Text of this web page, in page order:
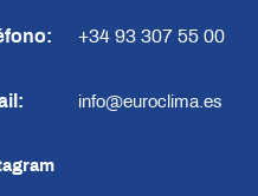
+34 93 307 55 00
info@euroclima.es